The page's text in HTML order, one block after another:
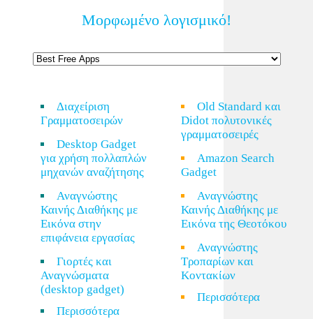
Μορφωμένο λογισμικό!
Διαχείριση
Γραμματοσειρών
Desktop Gadget
για χρήση πολλαπλών
μηχανών αναζήτησης
Αναγνώστης
Καινής Διαθήκης με
Εικόνα στην
επιφάνεια εργασίας
Γιορτές και
Αναγνώσματα
(desktop gadget)
Περισσότερα
Old Standard και
Didot πολυτονικές
γραμματοσειρές
Amazon Search
Gadget
Αναγνώστης
Καινής Διαθήκης με
Εικόνα της Θεοτόκου
Αναγνώστης
Τροπαρίων και
Κοντακίων
Περισσότερα